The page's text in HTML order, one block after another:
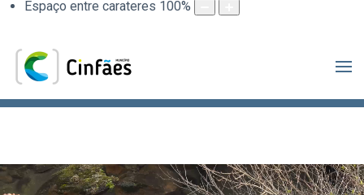
Espaço entre carateres 100%
.